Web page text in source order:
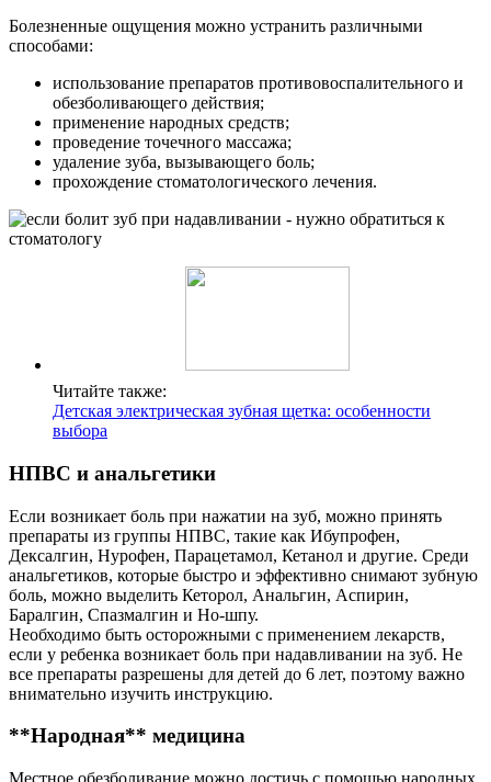
Болезненные ощущения можно устранить различными
способами:
использование препаратов противовоспалительного и
обезболивающего действия;
применение народных средств;
проведение точечного массажа;
удаление зуба, вызывающего боль;
прохождение стоматологического лечения.
Читайте также:
Детская электрическая зубная щетка: особенности
выбора
НПВС и анальгетики
Если возникает боль при нажатии на зуб, можно принять
препараты из группы НПВС, такие как Ибупрофен,
Дексалгин, Нурофен, Парацетамол, Кетанол и другие. Среди
анальгетиков, которые быстро и эффективно снимают зубную
боль, можно выделить Кеторол, Анальгин, Аспирин,
Баралгин, Спазмалгин и Но-шпу.
Необходимо быть осторожными с применением лекарств,
если у ребенка возникает боль при надавливании на зуб. Не
все препараты разрешены для детей до 6 лет, поэтому важно
внимательно изучить инструкцию.
**Народная** медицина